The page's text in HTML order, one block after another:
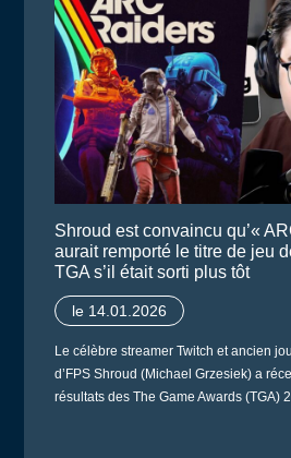
Shroud est convaincu qu’«
aurait remporté le titre de jeu
TGA s’il était sorti plus tôt
le 14.01.2026
Le célèbre streamer Twitch et ancien
d’FPS Shroud (Michael Grzesiek) a
résultats des The Game Awards (TGA)